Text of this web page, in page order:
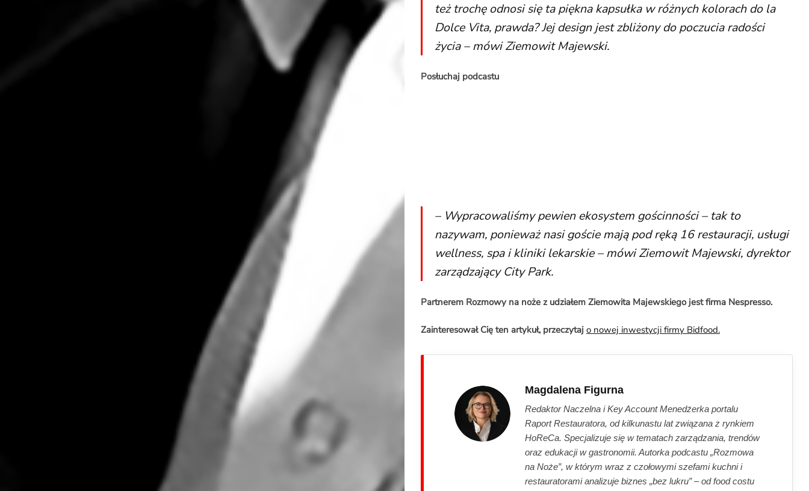
też trochę odnosi się ta piękna kapsułka w różnych kolorach do la
Dolce Vita, prawda? Jej design jest zbliżony do poczucia radości
życia – mówi Ziemowit Majewski.
Posłuchaj podcastu
– Wypracowaliśmy pewien ekosystem gościnności – tak to
nazywam, ponieważ nasi goście mają pod ręką 16 restauracji, usługi
wellness, spa i kliniki lekarskie – mówi Ziemowit Majewski, dyrektor
zarządzający City Park.
Partnerem Rozmowy na noże z udziałem Ziemowita Majewskiego jest firma Nespresso.
Zainteresował Cię ten artykuł, przeczytaj o nowej inwestycji firmy Bidfood.
Magdalena Figurna
Redaktor Naczelna i Key Account Menedżerka portalu
Raport Restauratora, od kilkunastu lat związana z rynkiem
HoReCa. Specjalizuje się w tematach zarządzania, trendów
oraz edukacji w gastronomii. Autorka podcastu „Rozmowa
na Noże”, w którym wraz z czołowymi szefami kuchni i
restauratorami analizuje biznes „bez lukru” – od food costu